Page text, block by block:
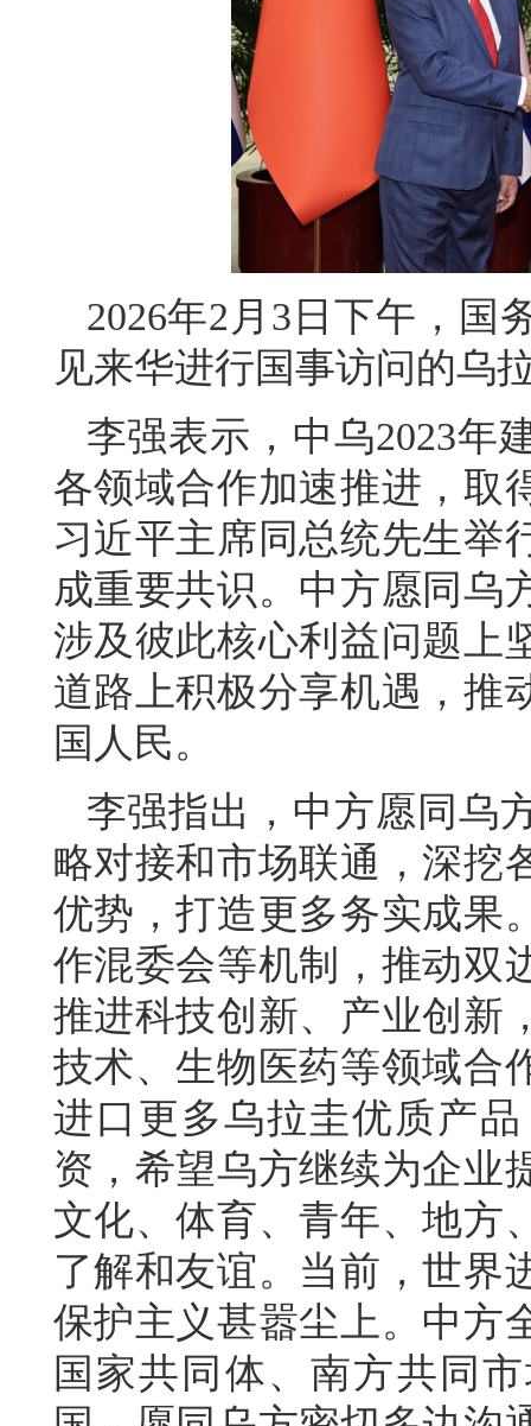
2026年2月3日下午，国
见来华进行国事访问的乌
李强表示，中乌2023年
各领域合作加速推进，取
习近平主席同总统先生举
成重要共识。中方愿同乌
涉及彼此核心利益问题上
道路上积极分享机遇，推
国人民。
李强指出，中方愿同乌
略对接和市场联通，深挖
优势，打造更多务实成果
作混委会等机制，推动双
推进科技创新、产业创新
技术、生物医药等领域合
进口更多乌拉圭优质产
资，希望乌方继续为企业
文化、体育、青年、地方
了解和友谊。当前，世界
保护主义甚嚣尘上。中方
国家共同体、南方共同